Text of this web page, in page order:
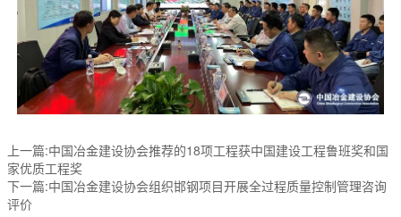
上一篇:中国冶金建设协会推荐的18项工程获中国建设工程鲁班奖和国
家优质工程奖
下一篇:中国冶金建设协会组织邯钢项目开展全过程质量控制管理咨询
评价